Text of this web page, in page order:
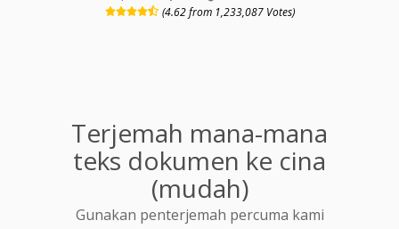
(4.62 from 1,233,087 Votes)
Terjemah mana-mana
teks dokumen ke cina
(mudah)
Gunakan penterjemah percuma kami